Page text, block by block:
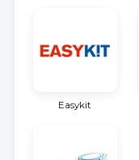
Easykit